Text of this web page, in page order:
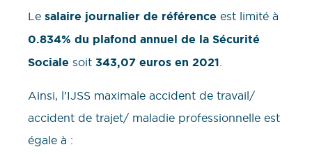
Le salaire journalier de référence est limité à
0.834% du plafond annuel de la Sécurité
Sociale soit 343,07 euros en 2021.
Ainsi, l’IJSS maximale accident de travail/
accident de trajet/ maladie professionnelle est
égale à :